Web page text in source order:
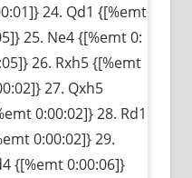
24. Qd1 {[%emt
25. Ne4 {[%emt 0:
26. Rxh5 {[%emt
27. Qxh5
0:00:02]} 28. Rd1
0:00:02]} 29.
{[%emt 0:00:06]}